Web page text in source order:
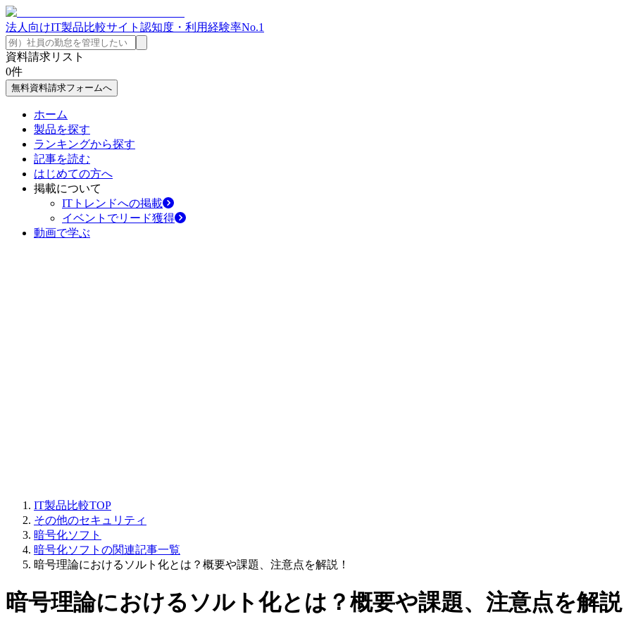
法人向けIT製品比較サイト 認知度・利用経験率No.1
資料請求リスト
0件
無料資料請求フォームへ
ホーム
製品を探す
ランキングから探す
記事を読む
はじめての方へ
掲載について
ITトレンドへの掲載
イベントでリード獲得
動画で学ぶ
IT製品比較TOP
その他のセキュリティ
暗号化ソフト
暗号化ソフトの関連記事一覧
暗号理論におけるソルト化とは？概要や課題、注意点を解説！
暗号理論におけるソルト化とは？概要や課題、注意点を解説